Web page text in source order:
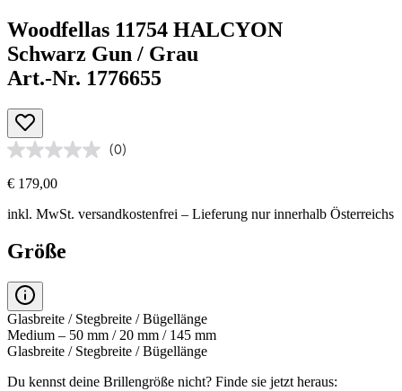
Woodfellas 11754 HALCYON
Schwarz Gun / Grau
Art.-Nr. 1776655
(0)
€ 179,00
inkl. MwSt. versandkostenfrei – Lieferung nur innerhalb Österreichs
Größe
Glasbreite / Stegbreite / Bügellänge
Medium – 50 mm / 20 mm / 145 mm
Glasbreite / Stegbreite / Bügellänge
Du kennst deine Brillengröße nicht? Finde sie jetzt heraus: